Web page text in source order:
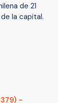
de 21
la capital.
-